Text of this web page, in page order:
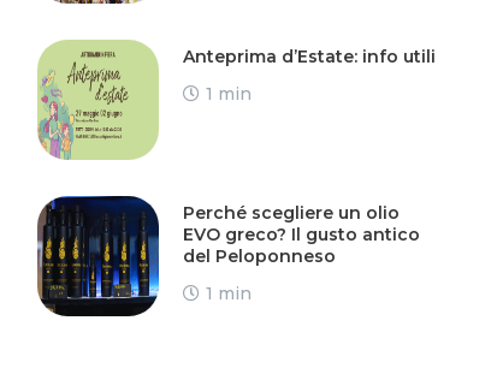
Anteprima d’Estate: info utili
1 min
Perché scegliere un olio
EVO greco? Il gusto antico
del Peloponneso
1 min